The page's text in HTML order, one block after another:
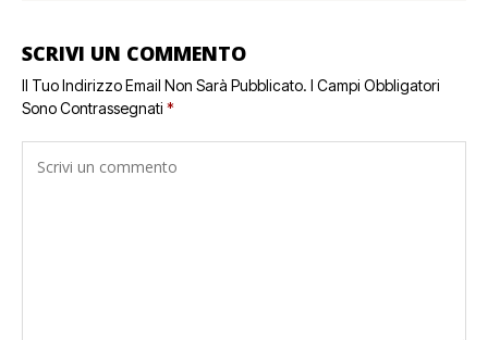
SCRIVI UN COMMENTO
Il Tuo Indirizzo Email Non Sarà Pubblicato. I Campi Obbligatori
Sono Contrassegnati *